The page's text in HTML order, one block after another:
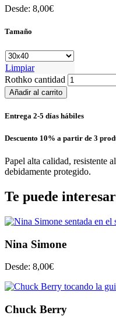
Desde: 8,00€
Tamaño
Limpiar
Rothko cantidad
Añadir al carrito
Entrega 2-5 días hábiles
Descuento 10% a partir de 3
Papel alta calidad, resistente
debidamente protegido.
Te puede interesar
Nina Simone
Desde: 8,00€
Chuck Berry